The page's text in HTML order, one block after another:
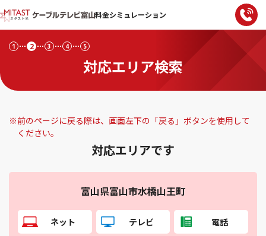
料金シミュレーション
対応エリア検索
1 2 3 4 5
※前のページに戻る際は、画面左下の「戻る」ボタンを使用して
ください。
対応エリアです
富山県富山市水橋山王町
ネット テレビ 電話